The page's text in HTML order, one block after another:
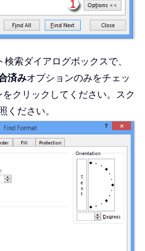
索ダイアログボックスで、
済みオプションのみをチェッ
をクリックしてください。スク
ください。